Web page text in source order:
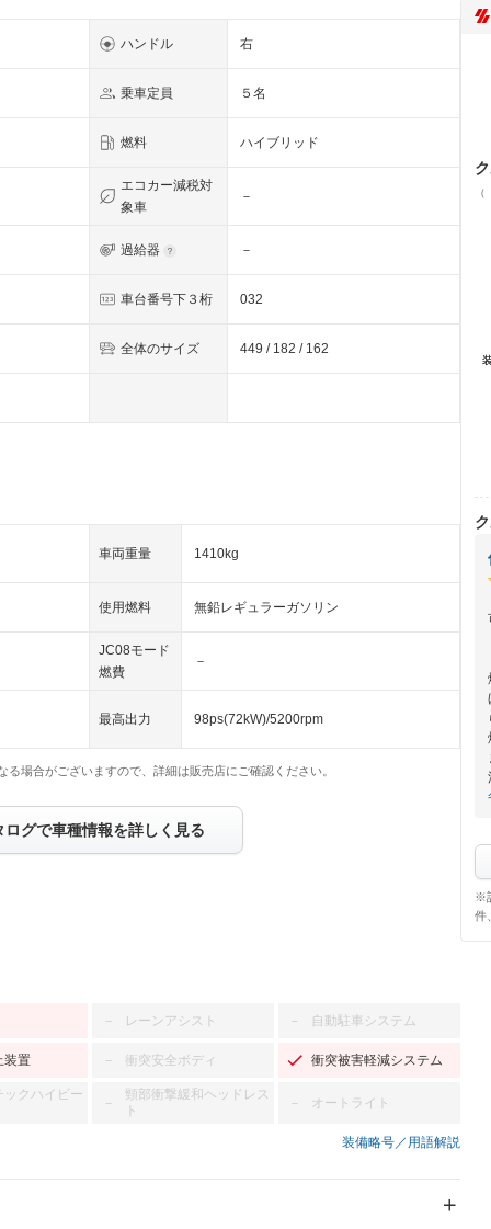
ハンドル 右
乗車定員 ５名
燃料 ハイブリッド
エコカー減税対
象車
－
過給器 －
車台番号下３桁 032
全体のサイズ 449 / 182 / 162
車両重量 1410kg
使用燃料 無鉛レギュラーガソリン
JC08モード
燃費
－
最高出力 98ps(72kW)/5200rpm
場合がございますので、詳細は販売店にご確認ください。
ログで車種情報を詳しく見る
－ レーンアシスト － 自動駐車システム
装置 － 衝突安全ボディ 衝突被害軽減システム
ックハイビー
－
頸部衝撃緩和ヘッドレス
ト
－ オートライト
装備略号／用語解説
※
件